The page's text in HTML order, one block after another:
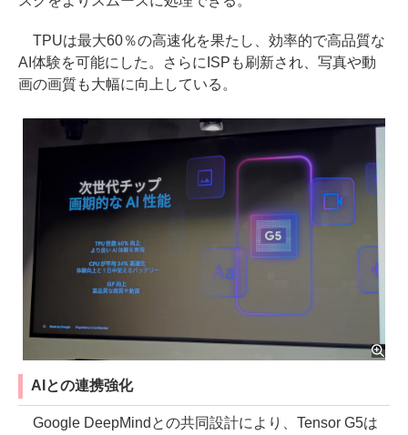
TPUは最大60％の高速化を果たし、効率的で高品質な
AI体験を可能にした。さらにISPも刷新され、写真や動
画の画質も大幅に向上している。
AIとの連携強化
Google DeepMindとの共同設計により、Tensor G5は